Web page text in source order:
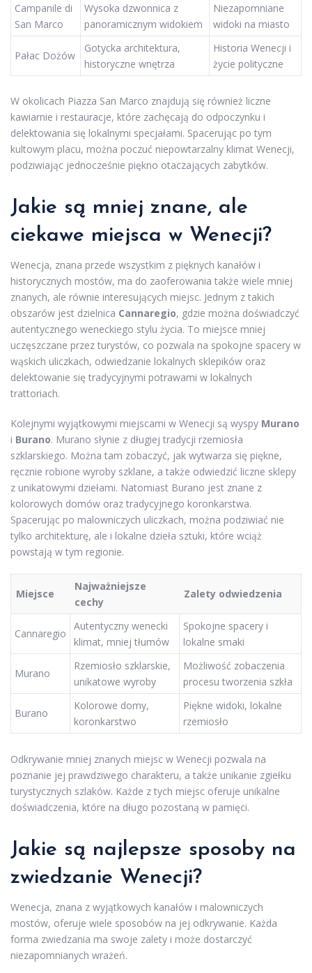
Campanile di
San Marco
Wysoka dzwonnica z
panoramicznym widokiem
Niezapomniane
widoki na miasto
Pałac Dożów
Gotycka architektura,
historyczne wnętrza
Historia Wenecji i
życie polityczne
W okolicach Piazza San Marco znajdują się również liczne
kawiarnie i restauracje, które zachęcają do odpoczynku i
delektowania się lokalnymi specjałami. Spacerując po tym
kultowym placu, można poczuć niepowtarzalny klimat Wenecji,
podziwiając jednocześnie piękno otaczających zabytków.
Jakie są mniej znane, ale
ciekawe miejsca w Wenecji?
Wenecja, znana przede wszystkim z pięknych kanałów i
historycznych mostów, ma do zaoferowania także wiele mniej
znanych, ale równie interesujących miejsc. Jednym z takich
obszarów jest dzielnica Cannaregio, gdzie można doświadczyć
autentycznego weneckiego stylu życia. To miejsce mniej
uczęszczane przez turystów, co pozwala na spokojne spacery w
wąskich uliczkach, odwiedzanie lokalnych sklepików oraz
delektowanie się tradycyjnymi potrawami w lokalnych
trattoriach.
Kolejnymi wyjątkowymi miejscami w Wenecji są wyspy Murano
i Burano. Murano słynie z długiej tradycji rzemiosła
szklarskiego. Można tam zobaczyć, jak wytwarza się piękne,
ręcznie robione wyroby szklane, a także odwiedzić liczne sklepy
z unikatowymi dziełami. Natomiast Burano jest znane z
kolorowych domów oraz tradycyjnego koronkarstwa.
Spacerując po malowniczych uliczkach, można podziwiać nie
tylko architekturę, ale i lokalne dzieła sztuki, które wciąż
powstają w tym regionie.
Miejsce
Najważniejsze
cechy
Zalety odwiedzenia
Cannaregio
Autentyczny wenecki
klimat, mniej tłumów
Spokojne spacery i
lokalne smaki
Murano
Rzemiosło szklarskie,
unikatowe wyroby
Możliwość zobaczenia
procesu tworzenia szkła
Burano
Kolorowe domy,
koronkarstwo
Piękne widoki, lokalne
rzemiosło
Odkrywanie mniej znanych miejsc w Wenecji pozwala na
poznanie jej prawdziwego charakteru, a także unikanie zgiełku
turystycznych szlaków. Każde z tych miejsc oferuje unikalne
doświadczenia, które na długo pozostaną w pamięci.
Jakie są najlepsze sposoby na
zwiedzanie Wenecji?
Wenecja, znana z wyjątkowych kanałów i malowniczych
mostów, oferuje wiele sposobów na jej odkrywanie. Każda
forma zwiedzania ma swoje zalety i może dostarczyć
niezapomnianych wrażeń.